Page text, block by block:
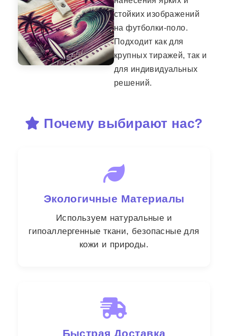
стойких изображений
на футболки-поло.
Подходит как для
крупных тиражей, так и
для индивидуальных
решений.
Почему выбирают нас?
Экологичные Материалы
Используем натуральные и
гипоаллергенные ткани, безопасные для
кожи и природы.
Быстрая Доставка